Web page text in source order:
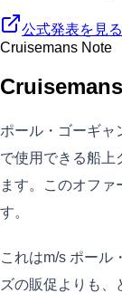
公式発表を見る
Cruisemans Note
ポール・ゴーギャ
で使用できる船上
ます。このオフ
す。
これはm/s ポール
ズの販促よりも、